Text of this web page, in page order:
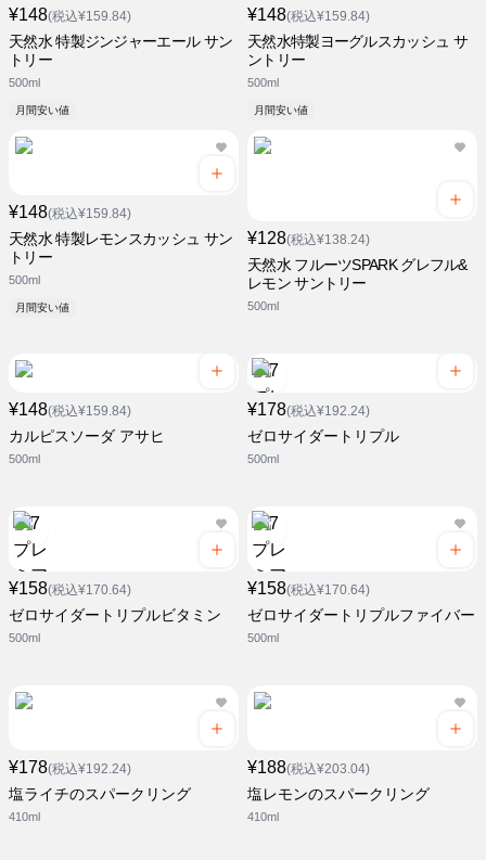
¥148(税込¥159.84)
天然水 特製ジンジャーエール サン
トリー
500ml
月間安い値
¥148(税込¥159.84)
天然水特製ヨーグルスカッシュ サ
ントリー
500ml
月間安い値
¥148(税込¥159.84)
天然水 特製レモンスカッシュ サン
トリー
500ml
月間安い値
¥128(税込¥138.24)
天然水 フルーツSPARK グレフル&
レモン サントリー
500ml
¥148(税込¥159.84)
カルピスソーダ アサヒ
500ml
¥178(税込¥192.24)
ゼロサイダートリプル
500ml
¥158(税込¥170.64)
ゼロサイダートリプルビタミン
500ml
¥158(税込¥170.64)
ゼロサイダートリプルファイバー
500ml
¥178(税込¥192.24)
塩ライチのスパークリング
410ml
¥188(税込¥203.04)
塩レモンのスパークリング
410ml